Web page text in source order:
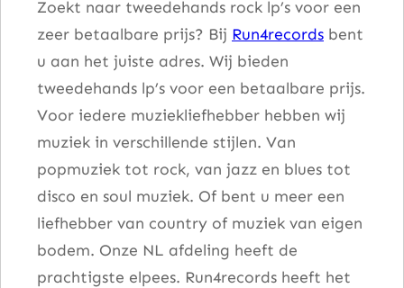
Zoekt naar tweedehands rock lp’s voor een
zeer betaalbare prijs? Bij Run4records bent
u aan het juiste adres. Wij bieden
tweedehands lp’s voor een betaalbare prijs.
Voor iedere muziekliefhebber hebben wij
muziek in verschillende stijlen. Van
popmuziek tot rock, van jazz en blues tot
disco en soul muziek. Of bent u meer een
liefhebber van country of muziek van eigen
bodem. Onze NL afdeling heeft de
prachtigste elpees. Run4records heeft het